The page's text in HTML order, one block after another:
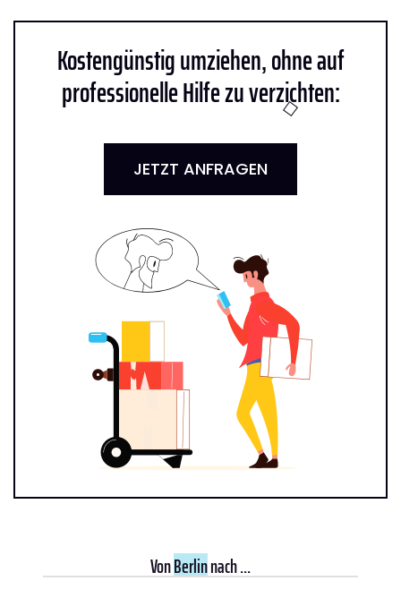
Kostengünstig umziehen, ohne auf
professionelle Hilfe zu verzichten:
JETZT ANFRAGEN
VonBerlinnach ...